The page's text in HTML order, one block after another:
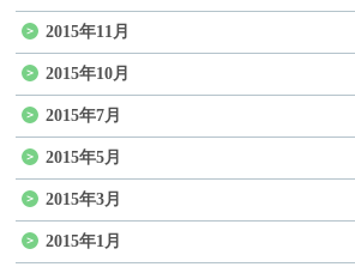
2015年11月
2015年10月
2015年7月
2015年5月
2015年3月
2015年1月